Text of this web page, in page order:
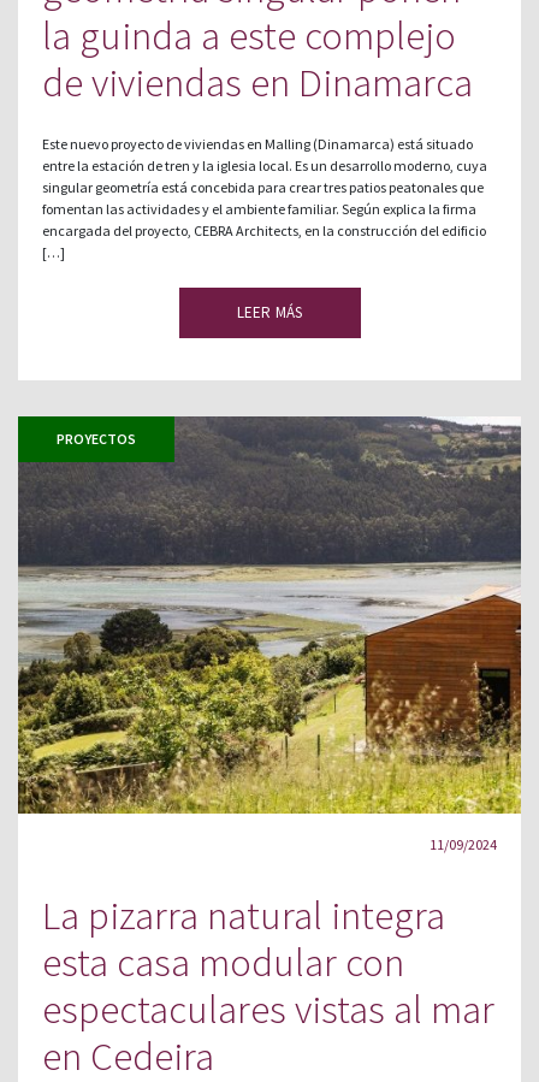
la guinda a este complejo
de viviendas en Dinamarca
Este nuevo proyecto de viviendas en Malling (Dinamarca) está situado
entre la estación de tren y la iglesia local. Es un desarrollo moderno, cuya
singular geometría está concebida para crear tres patios peatonales que
fomentan las actividades y el ambiente familiar. Según explica la firma
encargada del proyecto, CEBRA Architects, en la construcción del edificio
[…]
LEER MÁS
PROYECTOS
11/09/2024
La pizarra natural integra
esta casa modular con
espectaculares vistas al mar
en Cedeira